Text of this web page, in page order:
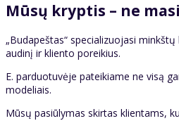
Mūsų kryptis – ne
„Budapeštas“ specializuojasi
audinį ir kliento poreikius.
E. parduotuvėje pateikiame ne visą
modeliais.
Mūsų pasiūlymas skirtas klientams,